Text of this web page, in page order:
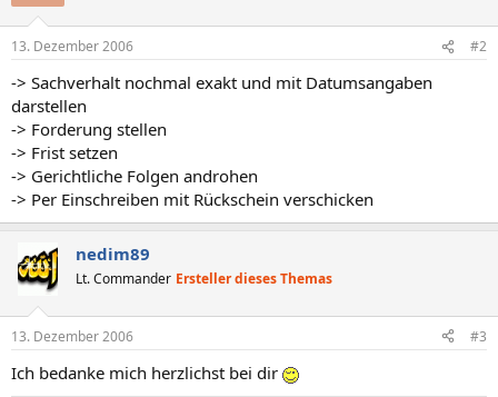
13. Dezember 2006 #2
-> Sachverhalt nochmal exakt und mit Datumsangaben
darstellen
-> Forderung stellen
-> Frist setzen
-> Gerichtliche Folgen androhen
-> Per Einschreiben mit Rückschein verschicken
nedim89
Lt. Commander Ersteller dieses Themas
13. Dezember 2006 #3
Ich bedanke mich herzlichst bei dir